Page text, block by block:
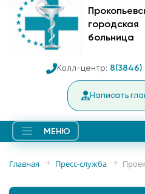
городская
больница
Колл-центр:
Написать
МЕНЮ
Главная Пресс-служба